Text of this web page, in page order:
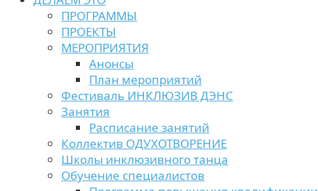
ПРОГРАММЫ
ПРОЕКТЫ
МЕРОПРИЯТИЯ
Анонсы
План мероприятий
Фестиваль ИНКЛЮЗИВ ДЭНС
Занятия
Расписание занятий
Коллектив ОДУХОТВОРЕНИЕ
Школы инклюзивного танца
Обучение специалистов